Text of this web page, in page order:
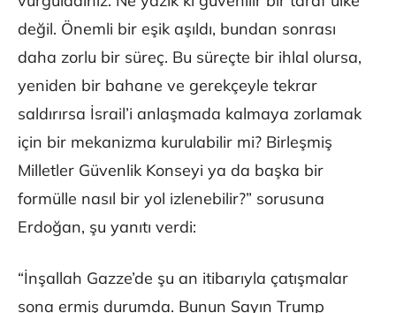
değil. Önemli bir eşik aşıldı, bundan sonrası
daha zorlu bir süreç. Bu süreçte bir ihlal olursa,
yeniden bir bahane ve gerekçeyle tekrar
saldırırsa İsrail’i anlaşmada kalmaya zorlamak
için bir mekanizma kurulabilir mi? Birleşmiş
Milletler Güvenlik Konseyi ya da başka bir
formülle nasıl bir yol izlenebilir?” sorusuna
Erdoğan, şu yanıtı verdi:
“İnşallah Gazze’de şu an itibarıyla çatışmalar
sona ermiş durumda. Bunun Sayın Trump